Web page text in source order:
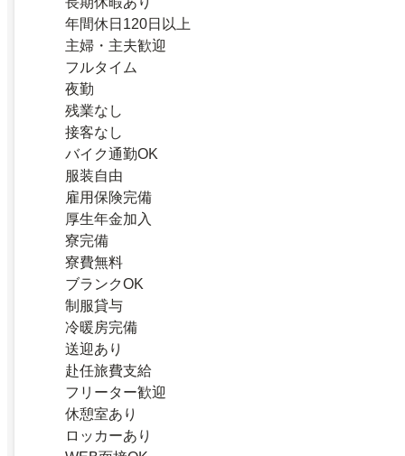
年間休日120日以上
主婦・主夫歓迎
フルタイム
夜勤
残業なし
接客なし
バイク通勤OK
服装自由
雇用保険完備
厚生年金加入
寮完備
寮費無料
ブランクOK
制服貸与
冷暖房完備
送迎あり
赴任旅費支給
フリーター歓迎
休憩室あり
ロッカーあり